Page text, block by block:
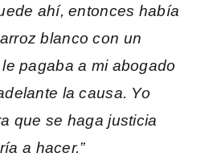
ahí, entonces había
blanco con un
pagaba a mi abogado
la causa. Yo
que se haga justicia
a hacer.”